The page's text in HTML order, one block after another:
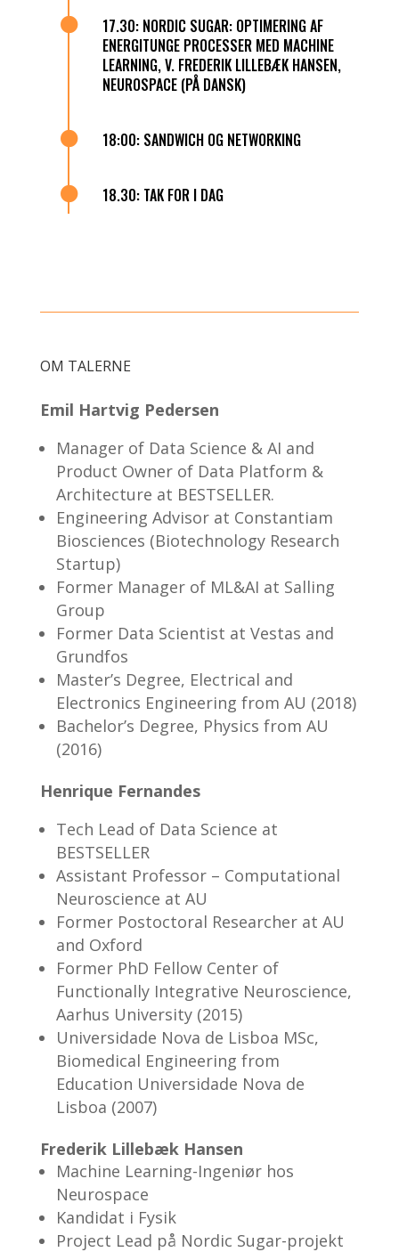

17.30: NORDIC SUGAR: OPTIMERING AF
ENERGITUNGE PROCESSER MED MACHINE
LEARNING, V. FREDERIK LILLEBÆK HANSEN,
NEUROSPACE (PÅ DANSK)
 18:00: SANDWICH OG NETWORKING
 18.30: TAK FOR I DAG
OM TALERNE
Emil Hartvig Pedersen
Manager of Data Science & AI and
Product Owner of Data Platform &
Architecture at BESTSELLER.
Engineering Advisor at Constantiam
Biosciences (Biotechnology Research
Startup)
Former Manager of ML&AI at Salling
Group
Former Data Scientist at Vestas and
Grundfos
Master’s Degree, Electrical and
Electronics Engineering from AU (2018)
Bachelor’s Degree, Physics from AU
(2016)
Henrique Fernandes
Tech Lead of Data Science at
BESTSELLER
Assistant Professor – Computational
Neuroscience at AU
Former Postoctoral Researcher at AU
and Oxford
Former PhD Fellow Center of
Functionally Integrative Neuroscience,
Aarhus University (2015)
Universidade Nova de Lisboa MSc,
Biomedical Engineering from
Education Universidade Nova de
Lisboa (2007)
Frederik Lillebæk Hansen
Machine Learning-Ingeniør hos
Neurospace
Kandidat i Fysik
Project Lead på Nordic Sugar-projekt